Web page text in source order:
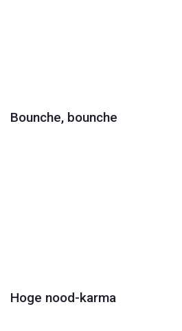
Bounche, bounche
Hoge nood-karma